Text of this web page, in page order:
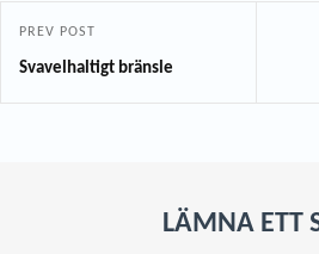
PREV POST
Svavelhaltigt bränsle
LÄMNA ETT